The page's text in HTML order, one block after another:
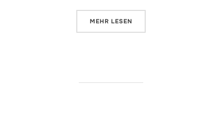
MEHR ÜBER „SOCIAL SEARCHER – DIE
LESEN